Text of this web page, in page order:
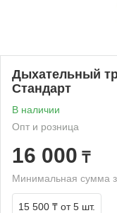
Дыхательный
Стандарт
В наличии
Опт и розница
16 000 ₸
Минимальная сумма
15 500 ₸ от 5 шт.